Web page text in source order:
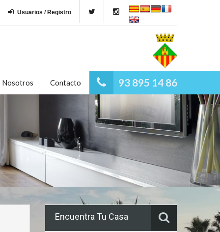
Usuarios / Registro
93 895 14 86
Nosotros Contacto
Encuentra Tu Casa